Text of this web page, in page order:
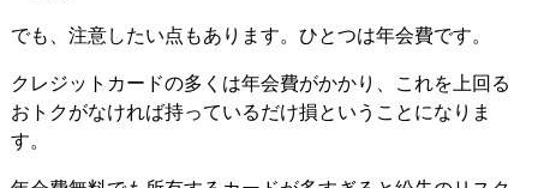
でも、注意したい点もあります。ひとつは年会費です。
クレジットカードの多くは年会費がかかり、これを上回る
おトクがなければ持っているだけ損ということになりま
す。